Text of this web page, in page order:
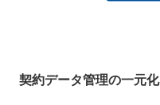
契約データ管理の一元化